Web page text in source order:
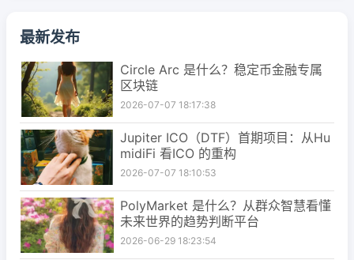
最新发布
Circle Arc 是什么？稳定币金融专属
区块链
2026-07-07 18:17:38
Jupiter ICO（DTF）首期项目：从Hu
midiFi 看ICO 的重构
2026-07-07 18:10:53
PolyMarket 是什么？从群众智慧看懂
未来世界的趋势判断平台
2026-06-29 18:23:54